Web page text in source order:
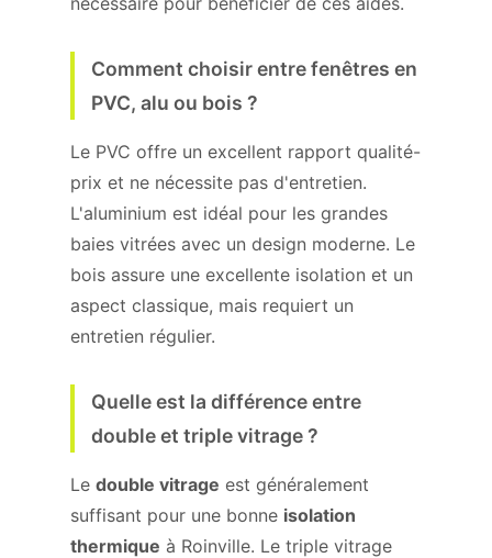
Comment choisir entre fenêtres en
PVC, alu ou bois ?
Le PVC offre un excellent rapport qualité-
prix et ne nécessite pas d'entretien.
L'aluminium est idéal pour les grandes
baies vitrées avec un design moderne. Le
bois assure une excellente isolation et un
aspect classique, mais requiert un
entretien régulier.
Quelle est la différence entre
double et triple vitrage ?
Le double vitrage est généralement
suffisant pour une bonne isolation
thermique à Roinville. Le triple vitrage